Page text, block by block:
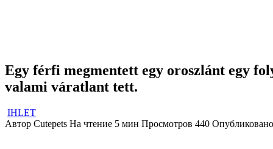
Egy férfi megmentett egy oroszlánt egy
valami váratlant tett.
IHLET
Автор Cutepets На чтение 5 мин Просмотров 440 Опубликовано